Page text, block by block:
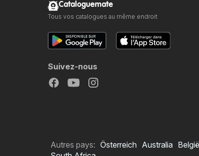
Cataloguemate
Tous vos catalogues au même endroit
Suivez-nous
Autres pays: Österreich Australia België